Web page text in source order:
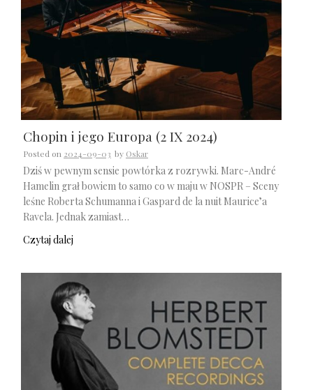
Chopin i jego Europa (2 IX 2024)
Posted on 2024-09-03 by Oskar
Dziś w pewnym sensie powtórka z rozrywki. Marc-André
Hamelin grał bowiem to samo co w maju w NOSPR – Sceny
leśne Roberta Schumanna i Gaspard de la nuit Maurice’a
Ravela. Jednak zamiast…
Czytaj dalej